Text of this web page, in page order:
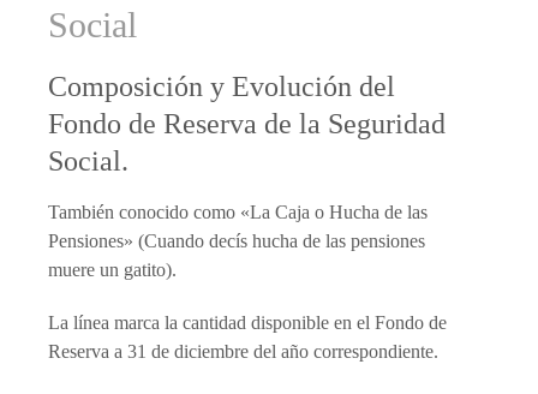
Social
Composición y Evolución del
Fondo de Reserva de la Seguridad
Social.
También conocido como «La Caja o Hucha de las
Pensiones» (Cuando decís hucha de las pensiones
muere un gatito).
La línea marca la cantidad disponible en el Fondo de
Reserva a 31 de diciembre del año correspondiente.